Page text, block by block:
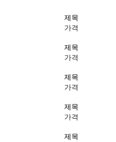
제목
가격
제목
가격
제목
가격
제목
가격
제목